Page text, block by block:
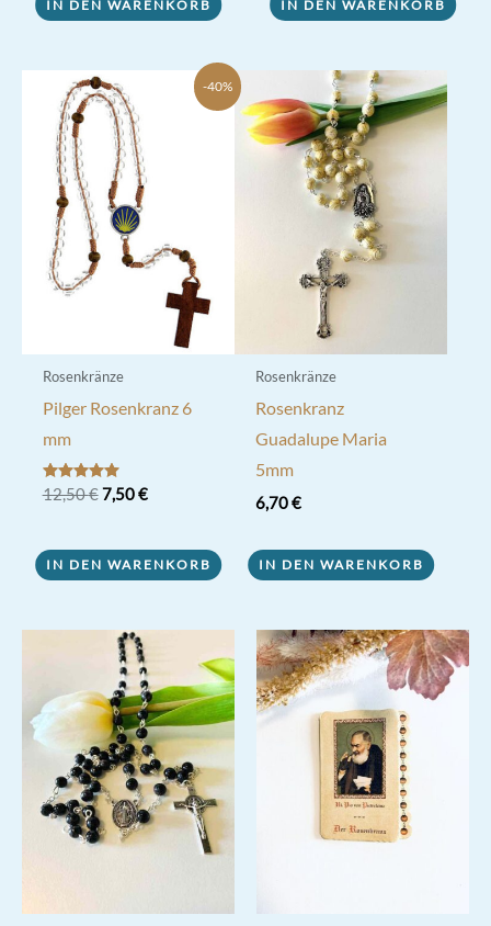
IN DEN WARENKORB IN DEN WARENKORB
-40%
Rosenkränze
Pilger Rosenkranz 6
mm
Bewertet mit
5.00
12,50€ Ursprünglicher
12,50 €
7,50€Aktueller
7,50 €.
IN DEN WARENKORB
Rosenkränze
Rosenkranz
Guadalupe Maria
5mm
6,70€
IN DEN WARENKORB